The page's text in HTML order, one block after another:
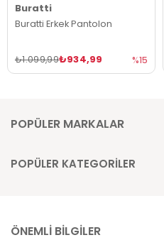
Buratti
Buratti Erkek Pantolon
₺934,99
₺1.099,99 %15
POPÜLER MARKALAR
POPÜLER KATEGORİLER
ÖNEMLİ BİLGİLER